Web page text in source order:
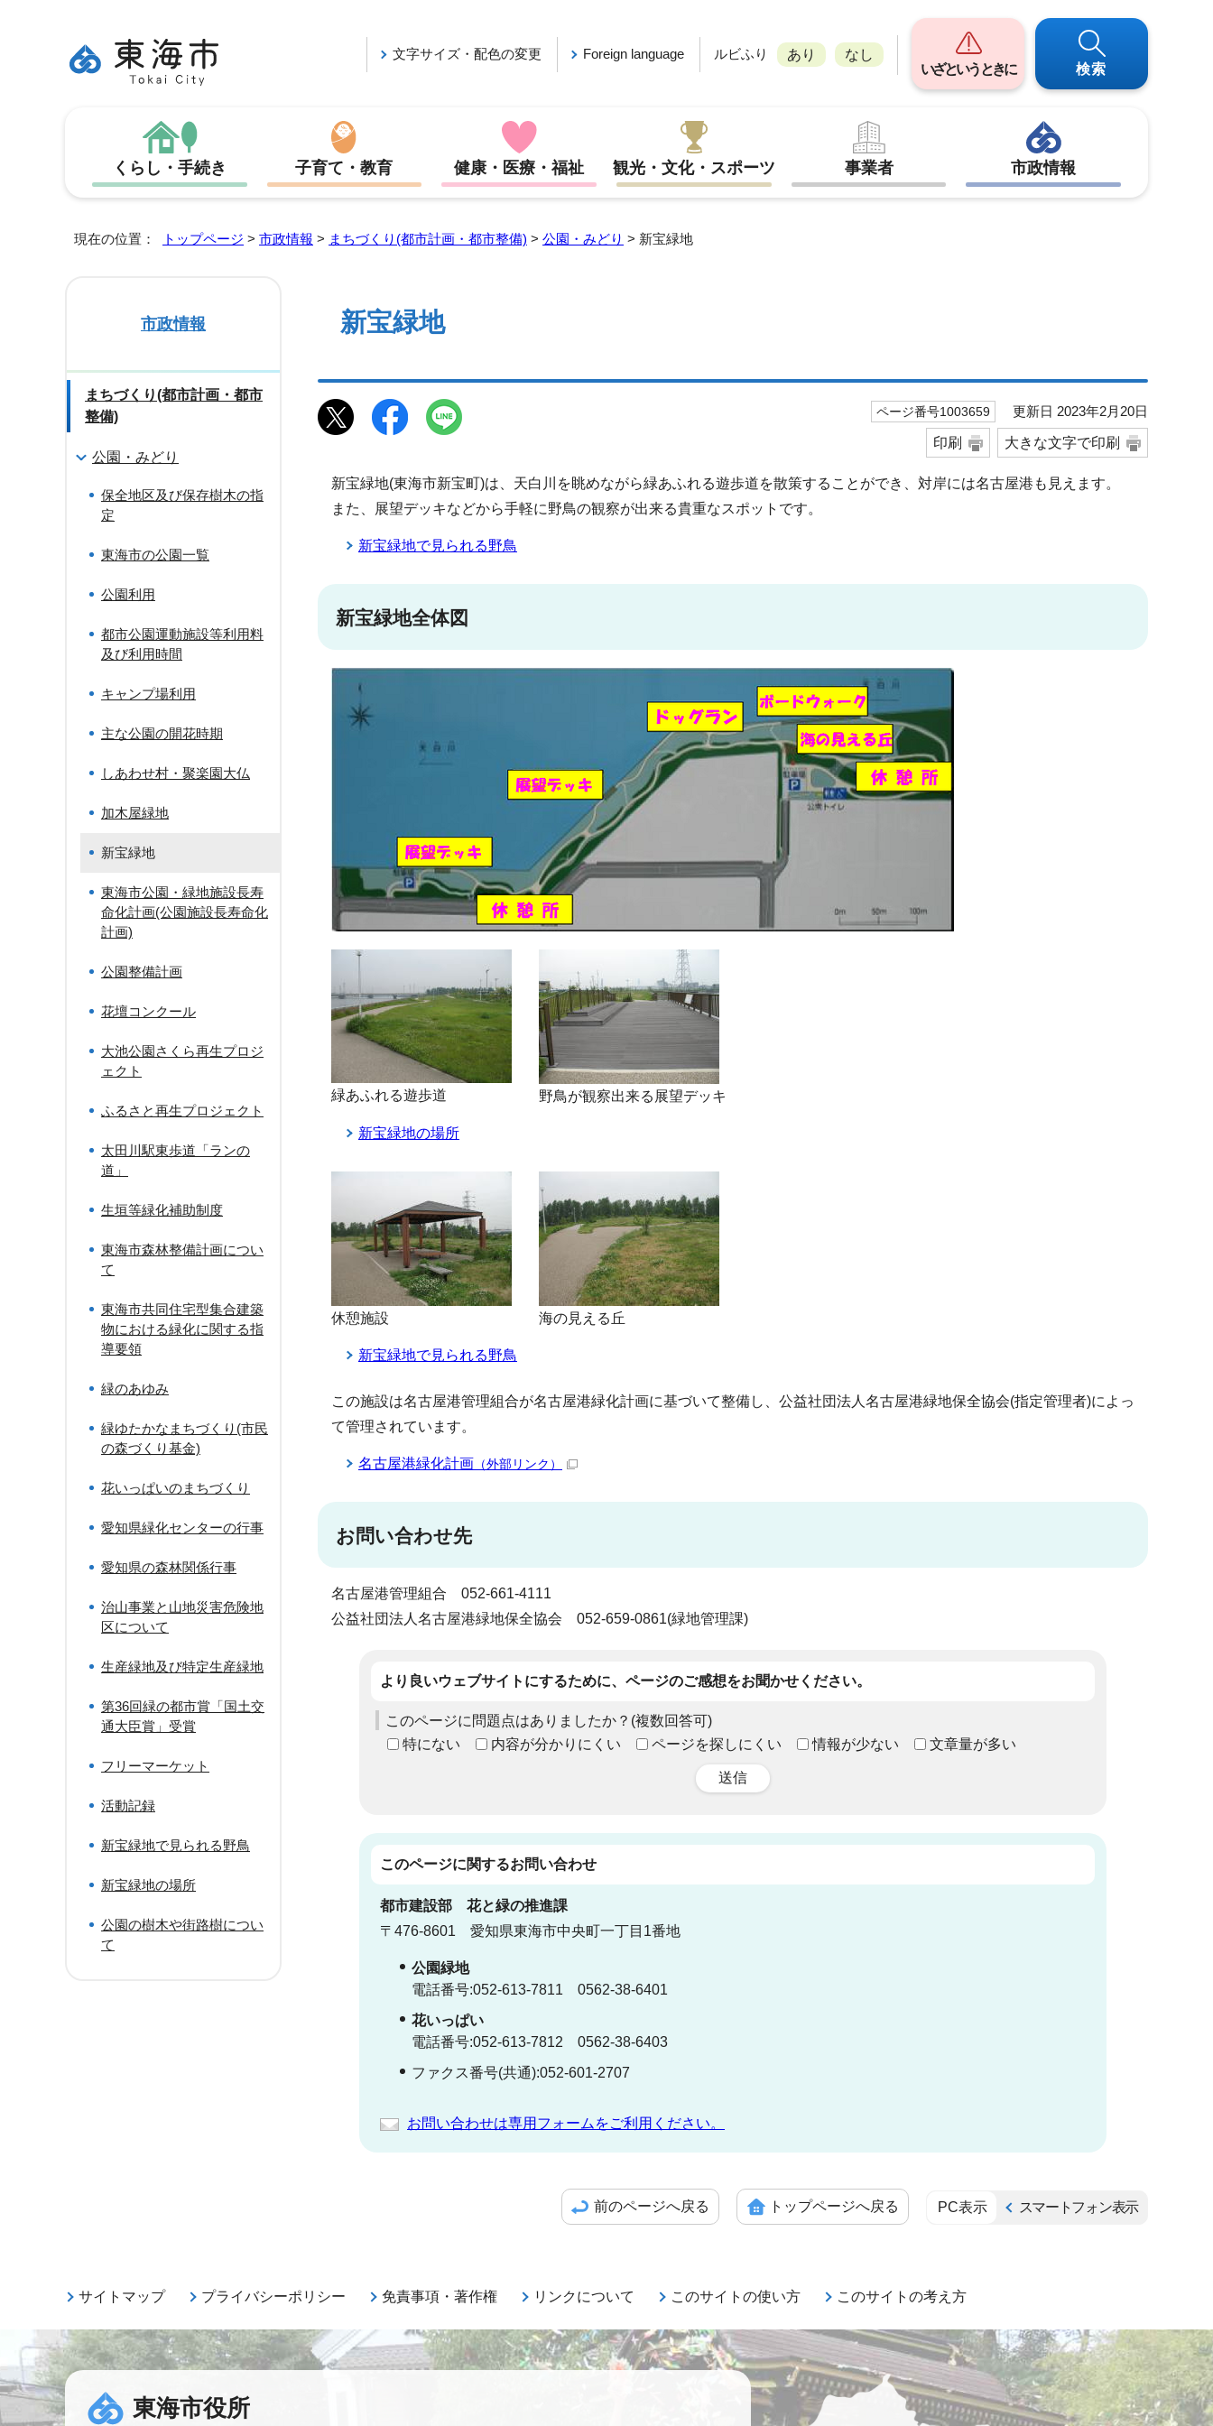
文字サイズ・配色の変更 Foreign language ルビふり あり
なし
いざというときに
検索
くらし・手続き 子育て・教育 健康・医療・福祉 観光・文化・スポーツ 事業者 市政情報
現在の位置： トップページ > 市政情報 > まちづくり(都市計画・都市整備) > 公園・みどり > 新宝緑地
新宝緑地
ページ番号1003659 更新日 2023年2月20日
印刷 大きな文字で印刷
新宝緑地(東海市新宝町)は、天白川を眺めながら緑あふれる遊歩道を散策することができ、対岸には名古屋港も見えます。
また、展望デッキなどから手軽に野鳥の観察が出来る貴重なスポットです。
新宝緑地で見られる野鳥
新宝緑地全体図
緑あふれる遊歩道 野鳥が観察出来る展望デッキ
新宝緑地の場所
休憩施設 海の見える丘
新宝緑地で見られる野鳥
この施設は名古屋港管理組合が名古屋港緑化計画に基づいて整備し、公益社団法人名古屋港緑地保全協会(指定管理者)によっ
て管理されています。
名古屋港緑化計画 （外部リンク）
お問い合わせ先
名古屋港管理組合 052-661-4111
公益社団法人名古屋港緑地保全協会 052-659-0861(緑地管理課)
より良いウェブサイトにするために、ページのご感想をお聞かせください。
このページに問題点はありましたか？(複数回答可)
特にない
内容が分かりにくい ページを探しにくい 情報が少ない 文章量が多い
送信
このページに関するお問い合わせ
都市建設部 花と緑の推進課
〒476-8601 愛知県東海市中央町一丁目1番地
公園緑地
電話番号:052-613-7811 0562-38-6401
花いっぱい
電話番号:052-613-7812 0562-38-6403
ファクス番号(共通):052-601-2707
お問い合わせは専用フォームをご利用ください。
市政情報
まちづくり(都市計画・都市
整備)
公園・みどり
保全地区及び保存樹木の指
定
東海市の公園一覧
公園利用
都市公園運動施設等利用料
及び利用時間
キャンプ場利用
主な公園の開花時期
しあわせ村・聚楽園大仏
加木屋緑地
新宝緑地
東海市公園・緑地施設長寿
命化計画(公園施設長寿命化
計画)
公園整備計画
花壇コンクール
大池公園さくら再生プロジ
ェクト
ふるさと再生プロジェクト
太田川駅東歩道「ランの
道」
生垣等緑化補助制度
東海市森林整備計画につい
て
東海市共同住宅型集合建築
物における緑化に関する指
導要領
緑のあゆみ
緑ゆたかなまちづくり(市民
の森づくり基金)
花いっぱいのまちづくり
愛知県緑化センターの行事
愛知県の森林関係行事
治山事業と山地災害危険地
区について
生産緑地及び特定生産緑地
第36回緑の都市賞「国土交
通大臣賞」受賞
フリーマーケット
活動記録
新宝緑地で見られる野鳥
新宝緑地の場所
公園の樹木や街路樹につい
て
前のページへ戻る トップページへ戻る PC表示 スマートフォン表示
サイトマップ プライバシーポリシー 免責事項・著作権 リンクについて このサイトの使い方 このサイトの考え方
東海市役所